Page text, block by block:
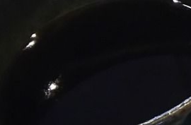
おすすめの
#